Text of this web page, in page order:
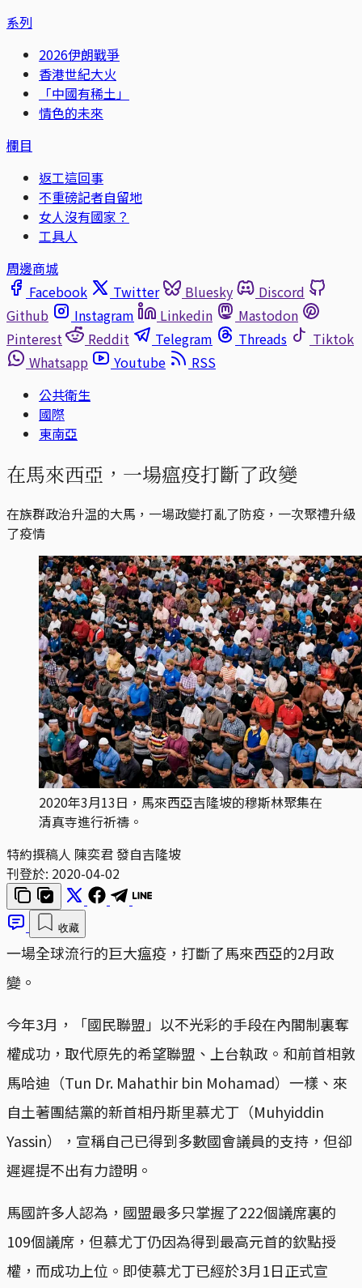
系列
2026伊朗戰爭
香港世紀大火
「中國有稀土」
情色的未來
欄目
返工這回事
不重磅記者自留地
女人沒有國家？
工具人
周邊商城
Facebook
Twitter Bluesky
Discord
Github
Instagram Linkedin
Mastodon
Pinterest
Reddit Telegram Threads
Tiktok
Whatsapp
Youtube
RSS
公共衛生
國際
東南亞
在馬來西亞，一場瘟疫打斷了政變
在族群政治升温的大馬，一場政變打亂了防疫，一次聚禮升級
了疫情
2020年3月13日，馬來西亞吉隆坡的穆斯林聚集在
清真寺進行祈禱。
特約撰稿人 陳奕君 發自吉隆坡
刊登於: 2020-04-02
收藏
一場全球流行的巨大瘟疫，打斷了馬來西亞的2月政
變。
今年3月，「國民聯盟」以不光彩的手段在內閣制裏奪
權成功，取代原先的希望聯盟、上台執政。和前首相敦
馬哈迪（Tun Dr. Mahathir bin Mohamad）一樣、來
自土著團結黨的新首相丹斯里慕尤丁（Muhyiddin
Yassin），宣稱自己已得到多數國會議員的支持，但卻
遲遲提不出有力證明。
馬國許多人認為，國盟最多只掌握了222個議席裏的
109個議席，但慕尤丁仍因為得到最高元首的欽點授
權，而成功上位。即使慕尤丁已經於3月1日正式宣